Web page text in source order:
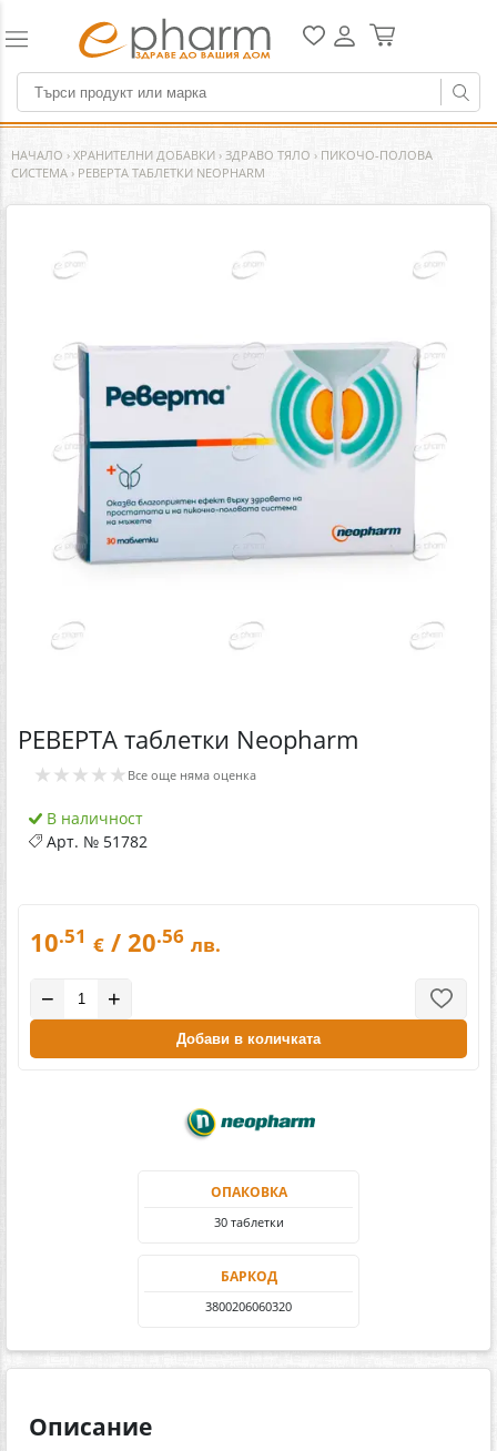
НАЧАЛО › ХРАНИТЕЛНИ ДОБАВКИ › ЗДРАВО ТЯЛО › ПИКОЧО-ПОЛОВА
СИСТЕМА › РЕВЕРТА ТАБЛЕТКИ NEOPHARM
РЕВЕРТА таблетки Neopharm
★★★★★ Все още няма оценка
В наличност
Арт. № 51782
10.51 € / 20.56 лв.
− +
Добави в количката
ОПАКОВКА
30 таблетки
БАРКОД
3800206060320
Описание